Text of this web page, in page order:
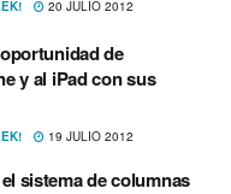
20 JULIO 2012
de
y al iPad con sus
19 JULIO 2012
sistema de columnas